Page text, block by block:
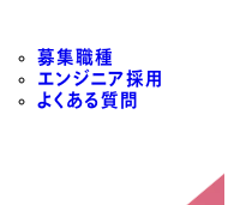
募集職種
エンジニア採用
よくある質問